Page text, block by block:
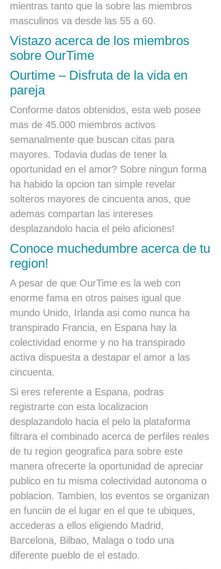
mientras tanto que la sobre las miembros
masculinos va desde las 55 a 60.
Vistazo acerca de los miembros
sobre OurTime
Ourtime – Disfruta de la vida en
pareja
Conforme datos obtenidos, esta web posee
mas de 45.000 miembros activos
semanalmente que buscan citas para
mayores. Todavia dudas de tener la
oportunidad en el amor? Sobre ningun forma
ha habido la opcion tan simple revelar
solteros mayores de cincuenta anos, que
ademas compartan las intereses
desplazandolo hacia el pelo aficiones!
Conoce muchedumbre acerca de tu
region!
A pesar de que OurTime es la web con
enorme fama en otros paises igual que
mundo Unido, Irlanda asi­ como nunca ha
transpirado Francia, en Espana hay la
colectividad enorme y no ha transpirado
activa dispuesta a destapar el amor a las
cincuenta.
Si eres referente a Espana, podras
registrarte con esta localizacion
desplazandolo hacia el pelo la plataforma
filtrara el combinado acerca de perfiles reales
de tu region geografica para sobre este
manera ofrecerte la oportunidad de apreciar
publico en tu misma colectividad autonoma o
poblacion. Tambien, los eventos se organizan
en funciin de el lugar en el que te ubiques,
accederas a ellos eligiendo Madrid,
Barcelona, Bilbao, Malaga o todo una
diferente pueblo de el estado.